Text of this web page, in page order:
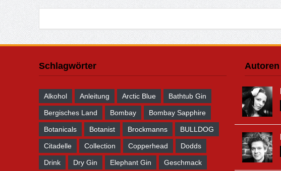
Schlagwörter
Alkohol Anleitung Arctic Blue Bathtub Gin
Bergisches Land Bombay Bombay Sapphire
Botanicals Botanist Brockmanns BULLDOG
Citadelle Collection Copperhead Dodds
Drink Dry Gin Elephant Gin Geschmack
Autoren